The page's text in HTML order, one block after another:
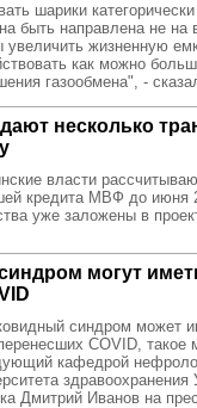
шарики
быть направлена не на
увеличить жизненную
как можно
газообмена", -
несколько
власти
кредита МВФ до июня
уже заложены в
могут
синдром может
COVID, такое
кафедрой
Дмитрий Иванов на